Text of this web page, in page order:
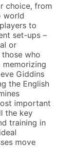
choice, from
world
to
set-ups –
or
who
memorizing
Giddins
the English
important
the key
training in
move